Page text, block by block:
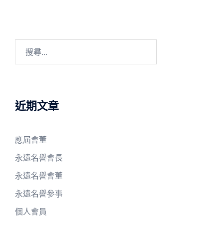
字:
近期文章
應屆會董
永遠名譽會長
永遠名譽會董
永遠名譽參事
個人會員